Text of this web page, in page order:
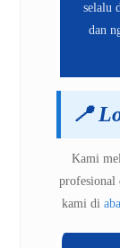
selalu
dan
📍
Kami
profesional
kami di